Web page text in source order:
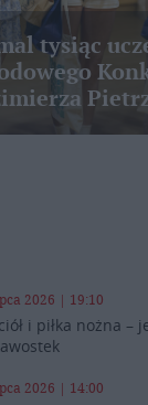
tysiąc
2026 | 19:10
i piłka nożna –
2026 | 14:00